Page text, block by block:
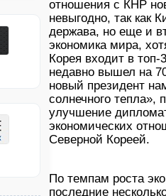
отношения с КНР
невыгодно, так как
держава, но еще и
экономика мира,
Корея входит в топ-
недавно вышел на
новый президент
солнечного тепла»,
улучшение
экономических
Северной Кореей.
По темпам роста
последние